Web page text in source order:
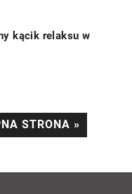
kącik relaksu w
STRONA »